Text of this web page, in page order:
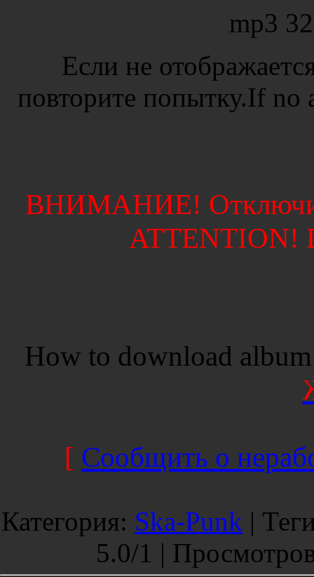
mp3
Если не
повторите попытку.If
ВНИМАНИЕ!
ATTENTION!
How to download
[ Сообщить о
Категория: Ska-Punk |
5.0/1 |